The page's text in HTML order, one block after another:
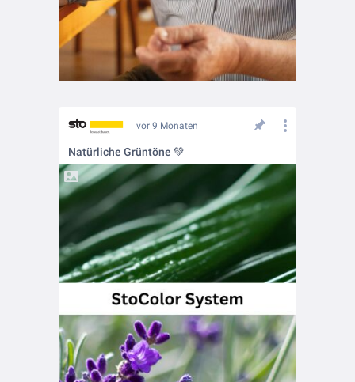
vor 9 Monaten
Natürliche Grüntöne 💚